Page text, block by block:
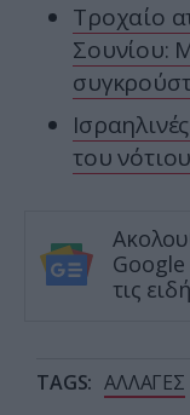
Τροχαίο
Σουνίου:
του
Google
τις
TAGS: ΑΛΛΑΓΕΣ